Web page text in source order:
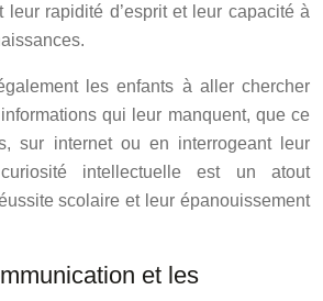
leur rapidité d’esprit et leur capacité à
les enfants à aller chercher
qui leur manquent, que ce
sur internet ou en interrogeant leur
intellectuelle est un atout
scolaire et leur épanouissement
et les